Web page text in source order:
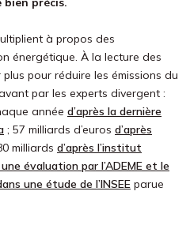
à propos des
énergétique. À la lecture des
pour réduire les émissions du
par les experts divergent :
année d’après la dernière
; 57 milliards d’euros d’après
milliards d’après l’institut
évaluation par l’ADEME et le
une étude de l’INSEE parue